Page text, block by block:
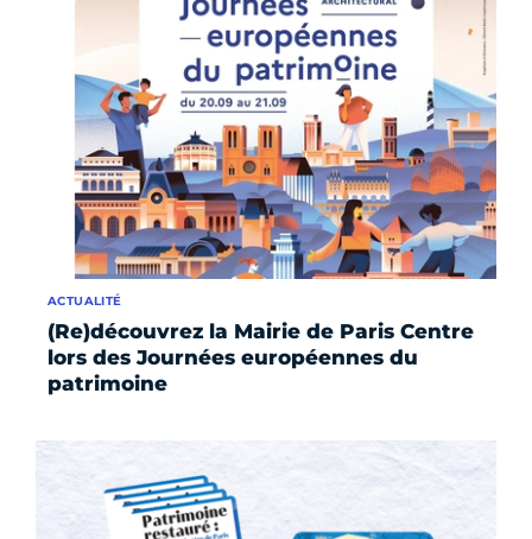
(Re)découvrez la Mairie de Paris Centre
lors des Journées européennes du
patrimoine
ACTUALITÉ